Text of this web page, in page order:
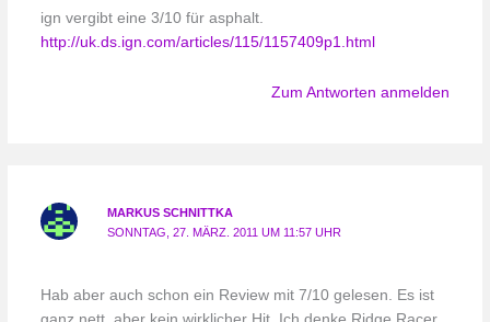
ign vergibt eine 3/10 für asphalt.
http://uk.ds.ign.com/articles/115/1157409p1.html
Zum Antworten anmelden
MARKUS SCHNITTKA
SONNTAG, 27. MÄRZ. 2011 UM 11:57 UHR
Hab aber auch schon ein Review mit 7/10 gelesen. Es ist